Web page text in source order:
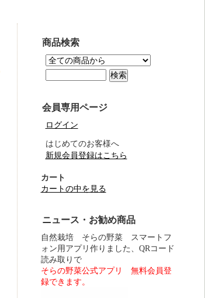
商品検索
会員専用ページ
ログイン
はじめてのお客様へ
新規会員登録はこちら
カート
カートの中を見る
ニュース・お勧め商品
自然栽培 そらの野菜 スマートフ
ォン用アプリ作りました、QRコード
読み取りで
そらの野菜公式アプリ 無料会員登
録できます。